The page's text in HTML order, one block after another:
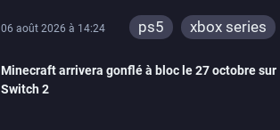
06 août 2026 à 14:24 ps5 xbox series
Minecraft arrivera gonflé à bloc le 27 octobre sur
Switch 2